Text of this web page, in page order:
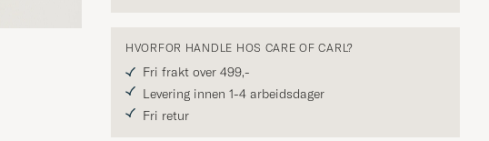
HVORFOR HANDLE HOS CARE OF CARL?
Fri frakt over 499,-
Levering innen 1-4 arbeidsdager
Fri retur